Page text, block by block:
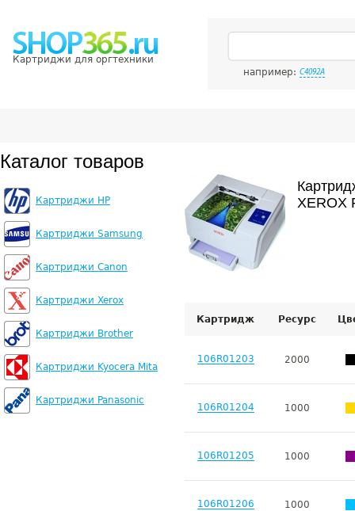
Картриджи для оргтехники
например: C4092A
Каталог товаров
Картриджи HP
Картриджи Samsung
Картриджи Canon
Картриджи Xerox
Картриджи Brother
Картриджи Kyocera Mita
Картриджи Panasonic
XEROX
Картридж Ресурс
106R01203 2000
106R01204 1000
106R01205 1000
106R01206 1000